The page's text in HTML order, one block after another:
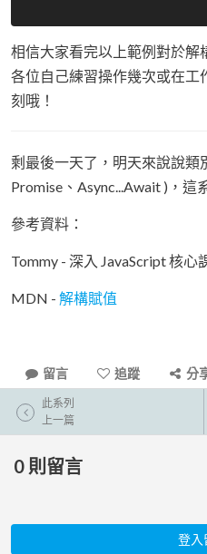
相信大家看完以上範例對於解
各位自己練習操作幾次或在工
刻哦！
剩最後一天了，明天來說說類
Promise、Async...Await )，這
參考資料：
Tommy - 深入 JavaScript 核心
MDN - 解構賦值
留言 追蹤 分
此系列
上一篇
0 則留言
登入